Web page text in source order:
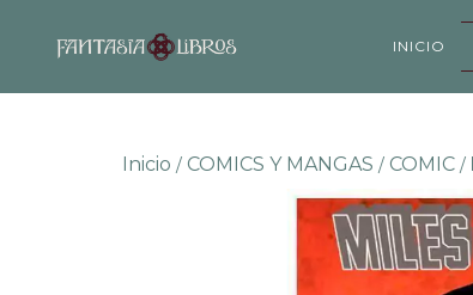
INICIO
Inicio / COMICS Y MANGAS / COMIC /